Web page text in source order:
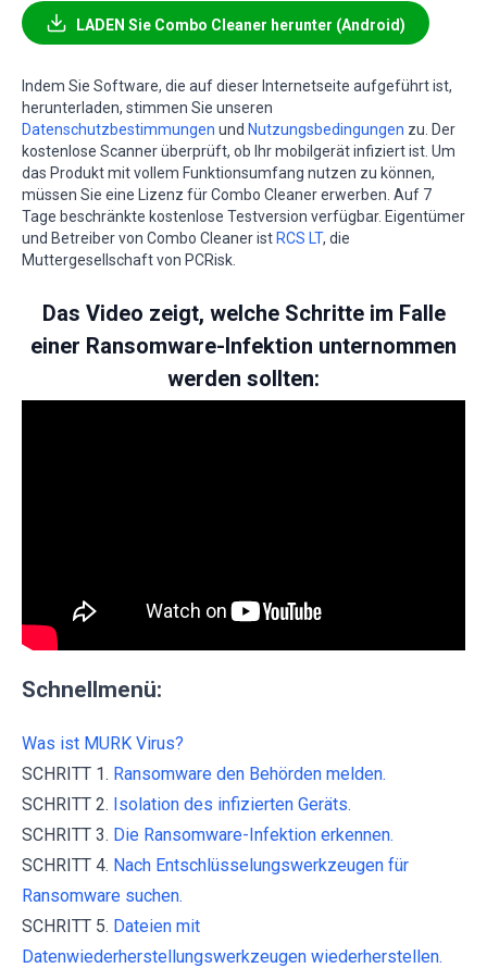
LADEN Sie Combo Cleaner herunter (Android)
Indem Sie Software, die auf dieser Internetseite aufgeführt ist,
herunterladen, stimmen Sie unseren
Datenschutzbestimmungen und Nutzungsbedingungen zu. Der
kostenlose Scanner überprüft, ob Ihr mobilgerät infiziert ist. Um
das Produkt mit vollem Funktionsumfang nutzen zu können,
müssen Sie eine Lizenz für Combo Cleaner erwerben. Auf 7
Tage beschränkte kostenlose Testversion verfügbar. Eigentümer
und Betreiber von Combo Cleaner ist RCS LT, die
Muttergesellschaft von PCRisk.
Das Video zeigt, welche Schritte im Falle
einer Ransomware-Infektion unternommen
werden sollten:
Schnellmenü:
Was ist MURK Virus?
SCHRITT 1. Ransomware den Behörden melden.
SCHRITT 2. Isolation des infizierten Geräts.
SCHRITT 3. Die Ransomware-Infektion erkennen.
SCHRITT 4. Nach Entschlüsselungswerkzeugen für
Ransomware suchen.
SCHRITT 5. Dateien mit
Datenwiederherstellungswerkzeugen wiederherstellen.